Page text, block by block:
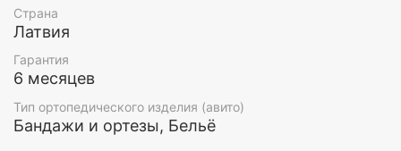
Страна
Латвия
Гарантия
6 месяцев
Тип ортопедического изделия (авито)
Бандажи и ортезы, Бельё